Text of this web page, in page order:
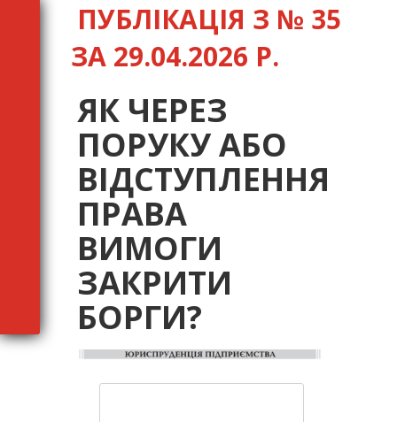
ПУБЛІКАЦІЯ З № 35
ЗА 29.04.2026 Р.
ЯК ЧЕРЕЗ
ПОРУКУ АБО
ВІДСТУПЛЕННЯ
ПРАВА
ВИМОГИ
ЗАКРИТИ
БОРГИ?